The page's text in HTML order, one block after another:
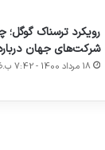
رویکرد ترسناک گوگل؛
شرکت‌های جهان
18 مرداد 1400 - 7:42 ب.ظ
ساعت
هوشمند
توسط